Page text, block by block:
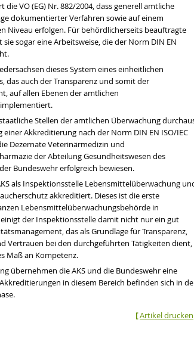
die VO (EG) Nr. 882/2004, dass generell amtliche
dokumentierter Verfahren sowie auf einem
Niveau erfolgen. Für behördlicherseits beauftragte
sogar eine Arbeitsweise, die der Norm DIN EN
dieses System eines einheitlichen
, das auch der Transparenz und somit der
auf allen Ebenen der amtlichen
Stellen der amtlichen Überwachung
Akkreditierung nach der Norm DIN EN ISO/IEC
Dezernate Veterinärmedizin und
der Abteilung Gesundheitswesen des
Bundeswehr erfolgreich bewiesen.
als Inspektionsstelle Lebensmittelüberwachung
akkreditiert. Dieses ist die erste
Lebensmittelüberwachungsbehörde in
der Inspektionsstelle damit nicht nur ein gut
das als Grundlage für Transparenz,
Vertrauen bei den durchgeführten Tätigkeiten dient,
Maß an Kompetenz.
übernehmen die AKS und die Bundeswehr eine
in diesem Bereich befinden sich in
[Artikel drucken